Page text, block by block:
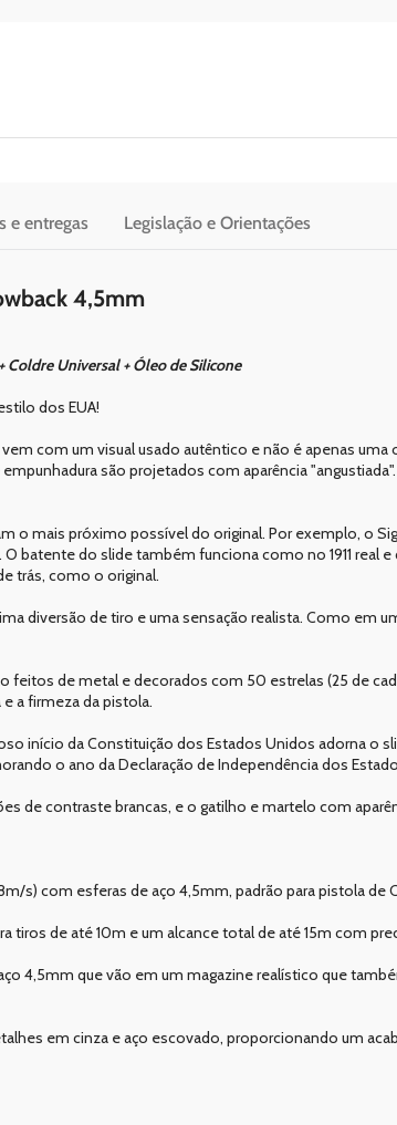
e entregas Legislação e Orientações
4,5mm
Coldre Universal + Óleo de Silicone
dos EUA!
com um visual usado autêntico e não é apenas
são projetados com aparência
o mais próximo possível do original. Por exemplo, o Sig
do slide também funciona como no 1911 real e
trás, como o original.
diversão de tiro e uma sensação realista. Como em
feitos de metal e decorados com 50 estrelas (25 de
a firmeza da pistola.
início da Constituição dos Estados Unidos adorna o
o ano da Declaração de Independência dos
de contraste brancas, e o gatilho e martelo com
s) com esferas de aço 4,5mm, padrão para pistola de
tiros de até 10m e um alcance total de até 15m com
4,5mm que vão em um magazine realístico que
em cinza e aço escovado, proporcionando um